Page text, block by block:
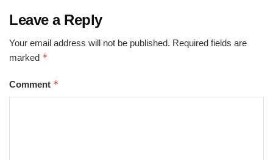
Leave a Reply
Your email address will not be published. Required fields are
marked *
Comment *